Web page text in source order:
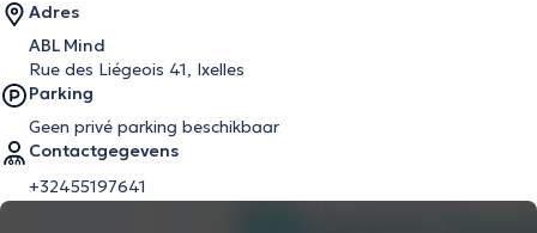
Adres
ABL Mind
Rue des Liégeois 41, Ixelles
Parking
Geen privé parking beschikbaar
Contactgegevens
+32455197641